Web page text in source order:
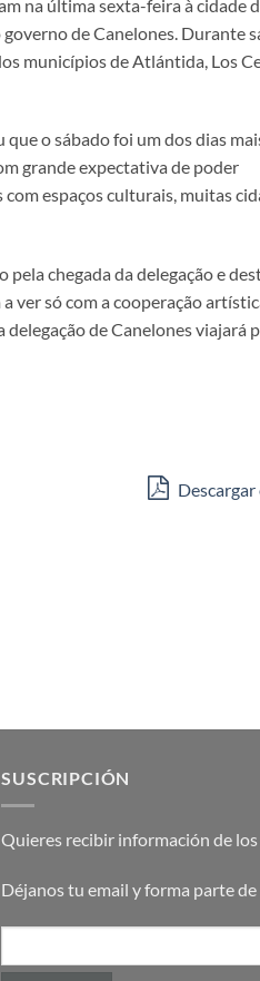
na última sexta-feira à cidade
de Canelones. Durante
municípios de Atlántida, Los
o sábado foi um dos dias
grande expectativa de poder
espaços culturais, muitas
chegada da delegação e
ver só com a cooperação
de Canelones viajará
Descargar
SUSCRIPCIÓN
Quieres recibir información de
Déjanos tu email y forma parte